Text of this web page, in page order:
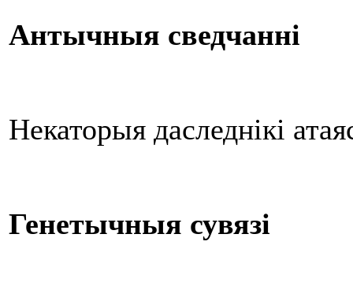
Антычныя сведчанні
Некаторыя даследнікі
Генетычныя сувязі